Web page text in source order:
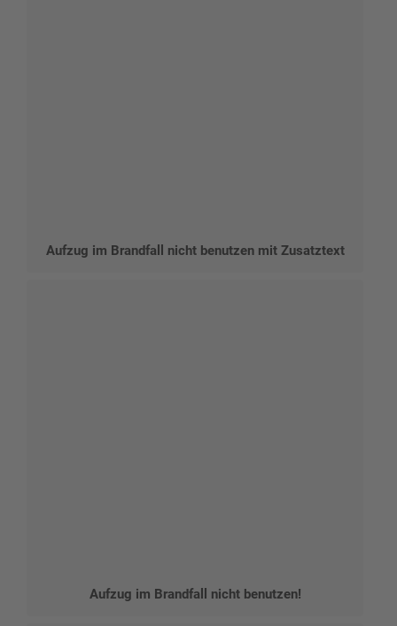
Aufzug im Brandfall nicht benutzen mit Zusatztext
Aufzug im Brandfall nicht benutzen!